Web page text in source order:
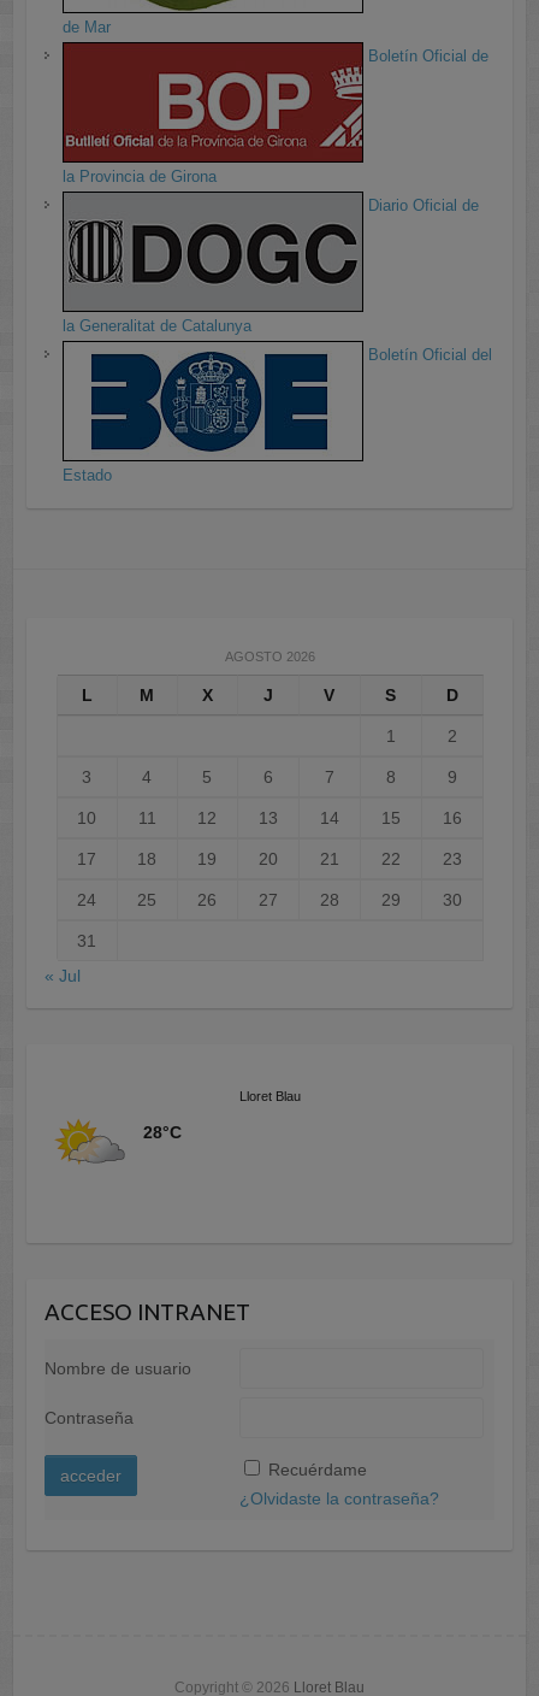
de Mar
Boletín Oficial de
la Provincia de Girona
Diario Oficial de
la Generalitat de Catalunya
Boletín Oficial del
Estado
AGOSTO 2026
L M X J V S D
1 2
3 4 5 6 7 8 9
10 11 12 13 14 15 16
17 18 19 20 21 22 23
24 25 26 27 28 29 30
31
« Jul
Lloret Blau
28°C
ACCESO INTRANET
Nombre de usuario
Contraseña
A
Recuérdame
¿Olvidaste la contraseña?
Copyright © 2026 Lloret Blau